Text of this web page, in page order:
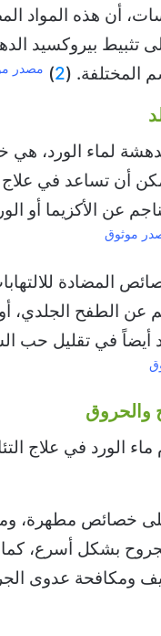
أن هذه المواد
تثبيط بيروكسيد
المختلفة. (2
) مصدر
لماء الورد، هي
يمكن أن تساعد في
عن الأكزيما أو
موثوق
المضادة
عن الطفح الجلدي،
أيضاً في تقليل حب
والحروق
ماء الورد في علاج
خصائص مطهرة،
بشكل أسرع،
ومكافحة عدوى